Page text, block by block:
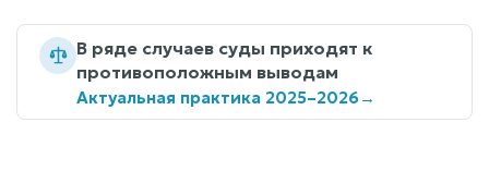
В ряде случаев суды приходят к
противоположным выводам
Актуальная практика 2025–2026→